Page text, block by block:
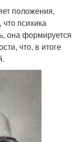
положения,
психика
она формируется
что, в итоге